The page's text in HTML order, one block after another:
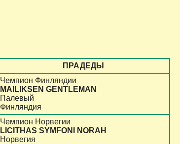
ПРАДЕДЫ
Чемпион Финляндии
MAILIKSEN GENTLEMAN
Палевый
Финляндия
Чемпион Норвегии
LICITHAS SYMFONI NORAH
Норвегия